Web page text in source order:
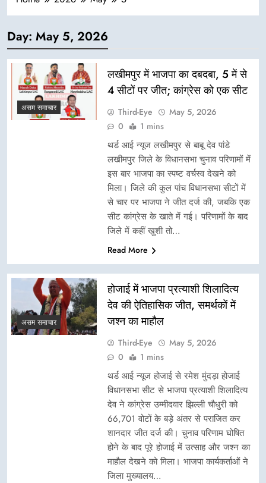
Day: May 5, 2026
असम समाचार
लखीमपुर में भाजपा का दबदबा, 5 में से
4 सीटों पर जीत; कांग्रेस को एक सीट
Third-Eye
May 5, 2026
0
1 mins
थर्ड आई न्यूज लखीमपुर से बाबू देव पांडे
लखीमपुर जिले के विधानसभा चुनाव परिणामों में
इस बार भाजपा का स्पष्ट वर्चस्व देखने को
मिला। जिले की कुल पांच विधानसभा सीटों में
से चार पर भाजपा ने जीत दर्ज की, जबकि एक
सीट कांग्रेस के खाते में गई। परिणामों के बाद
जिले में कहीं खुशी तो…
Read More
असम समाचार
होजाई में भाजपा प्रत्याशी शिलादित्य
देव की ऐतिहासिक जीत, समर्थकों में
जश्न का माहौल
Third-Eye
May 5, 2026
0
1 mins
थर्ड आई न्यूज होजाई से रमेश मुंदड़ा होजाई
विधानसभा सीट से भाजपा प्रत्याशी शिलादित्य
देव ने कांग्रेस उम्मीदवार झिल्ली चौधुरी को
66,701 वोटों के बड़े अंतर से पराजित कर
शानदार जीत दर्ज की। चुनाव परिणाम घोषित
होने के बाद पूरे होजाई में उत्साह और जश्न का
माहौल देखने को मिला। भाजपा कार्यकर्ताओं ने
जिला मुख्यालय…